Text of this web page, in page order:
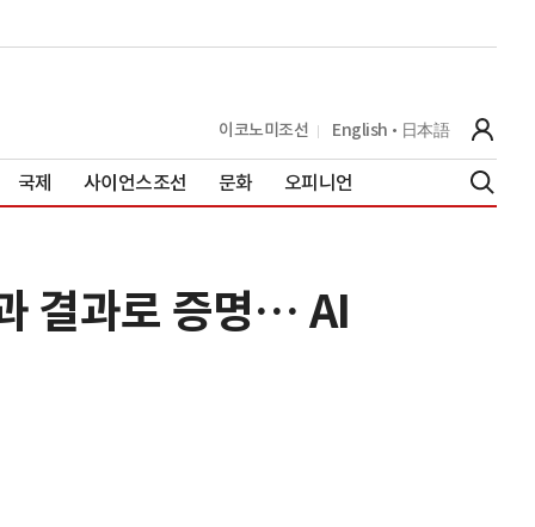
이코노미조선 English 日本語
국제 사이언스조선 문화 오피니언
결과로 증명… AI